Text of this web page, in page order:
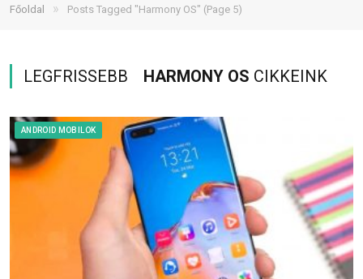
Főoldal » Posts Tagged "Harmony OS" (Page 5)
LEGFRISSEBB HARMONY OS CIKKEINK
ANDROID MOBILOK